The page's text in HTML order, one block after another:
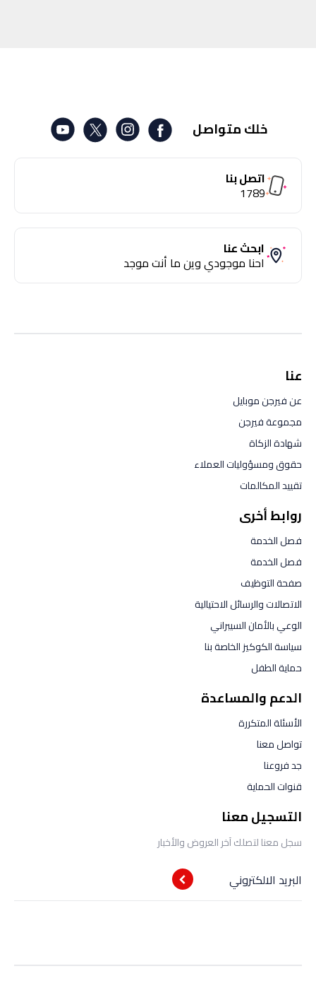
خلك متواصل
اتصل بنا
1789
ابحث عنا
احنا موجودي وين ما أنت موجد
عنا
عن فيرجن موبايل
مجموعة فيرجن
شهادة الزكاة
حقوق ومسؤوليات العملاء
تقييد المكالمات
روابط أخرى
فصل الخدمة
فصل الخدمة
صفحة التوظيف
الاتصالات والرسائل الاحتيالية
الوعي بالأمان السيبراني
سياسة الكوكيز الخاصة بنا
حماية الطفل
الدعم والمساعدة
الأسئلة المتكررة
تواصل معنا
جد فروعنا
قنوات الحماية
التسجيل معنا
سجل معنا لتصلك آخر العروض والأخبار
البريد الالكتروني